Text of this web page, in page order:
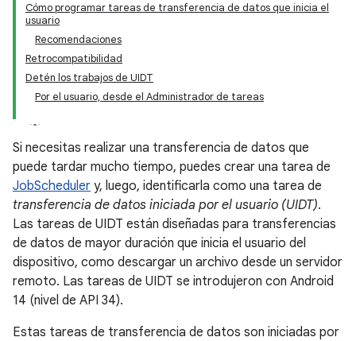
Cómo programar tareas de transferencia de datos que inicia el
usuario
Recomendaciones
Retrocompatibilidad
Detén los trabajos de UIDT
Por el usuario, desde el Administrador de tareas
Si necesitas realizar una transferencia de datos que
puede tardar mucho tiempo, puedes crear una tarea de
JobScheduler y, luego, identificarla como una tarea de
transferencia de datos iniciada por el usuario (UIDT).
Las tareas de UIDT están diseñadas para transferencias
de datos de mayor duración que inicia el usuario del
dispositivo, como descargar un archivo desde un servidor
remoto. Las tareas de UIDT se introdujeron con Android
14 (nivel de API 34).
Estas tareas de transferencia de datos son iniciadas por